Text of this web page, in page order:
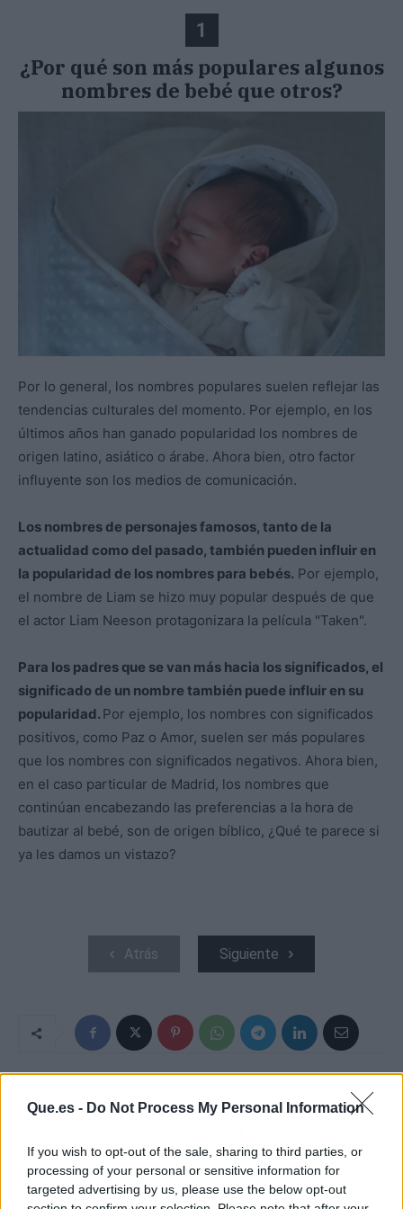
Que.es - Do Not Process My Personal Information
If you wish to opt-out of the sale, sharing to third parties, or
processing of your personal or sensitive information for
targeted advertising by us, please use the below opt-out
1
¿Por qué son más populares algunos
nombres de bebé que otros?
Por lo general, los nombres populares suelen reflejar las
tendencias culturales del momento. Por ejemplo, en los
últimos años han ganado popularidad los nombres de
origen latino, asiático o árabe. Ahora bien, otro factor
influyente son los medios de comunicación.
Los nombres de personajes famosos, tanto de la
actualidad como del pasado, también pueden influir en
la popularidad de los nombres para bebés. Por ejemplo,
el nombre de Liam se hizo muy popular después de que
el actor Liam Neeson protagonizara la película "Taken".
Para los padres que se van más hacia los significados, el
significado de un nombre también puede influir en su
popularidad. Por ejemplo, los nombres con significados
positivos, como Paz o Amor, suelen ser más populares
que los nombres con significados negativos. Ahora bien,
en el caso particular de Madrid, los nombres que
continúan encabezando las preferencias a la hora de
bautizar al bebé, son de origen bíblico, ¿Qué te parece si
ya les damos un vistazo?
Atrás Siguiente
EL VIRAL Y CANDENTE
RONCERO VS JOTA
JORDI POR ESTAS
POLÉMICAS
DECLARACIONES EN EL
ARTÍCULO SIGUIENTE
ENCUENTRA EL
PARA NAVIDAD SEGÚN
TU SIGNO DEL
ZODIACO